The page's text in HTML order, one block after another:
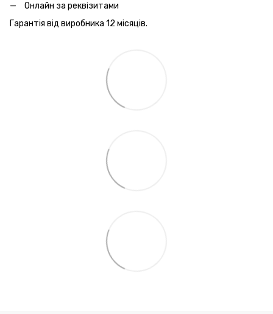
Онлайн за реквізитами
Гарантія від виробника 12 місяців.